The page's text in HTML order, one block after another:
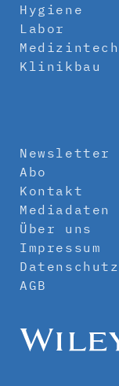
Hygiene
Labor
Klinikbau
Newsletter
Abo
Kontakt
Mediadaten
Über uns
Impressum
Datenschutz
AGB